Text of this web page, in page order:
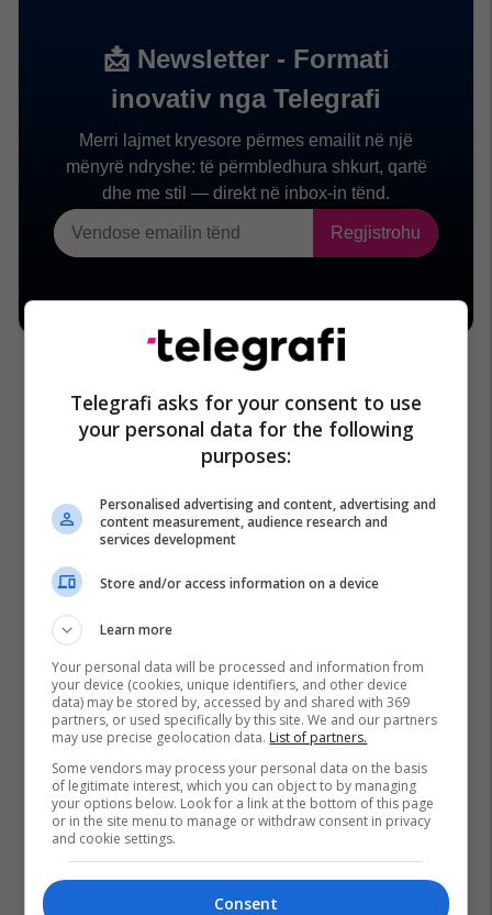
Telegrafi asks for your consent to use
your personal data for the following
purposes:
Personalised advertising and content, advertising and
content measurement, audience research and
services development
Store and/or access information on a device
Learn more
Your personal data will be processed and information from
your device (cookies, unique identifiers, and other device
data) may be stored by, accessed by and shared with 369
partners, or used specifically by this site. We and our partners
may use precise geolocation data. List of partners.
Some vendors may process your personal data on the basis
of legitimate interest, which you can object to by managing
your options below. Look for a link at the bottom of this page
or in the site menu to manage or withdraw consent in privacy
and cookie settings.
Consent